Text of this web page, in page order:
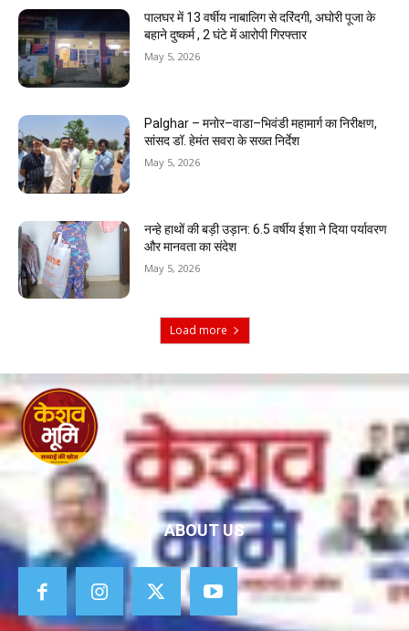
पालघर में 13 वर्षीय नाबालिग से दरिंदगी, अघोरी पूजा के
बहाने दुष्कर्म , 2 घंटे में आरोपी गिरफ्तार
May 5, 2026
Palghar – मनोर–वाडा–भिवंडी महामार्ग का निरीक्षण,
सांसद डॉ. हेमंत सवरा के सख्त निर्देश
May 5, 2026
नन्हे हाथों की बड़ी उड़ान: 6.5 वर्षीय ईशा ने दिया पर्यावरण
और मानवता का संदेश
May 5, 2026
Load more
ABOUT US